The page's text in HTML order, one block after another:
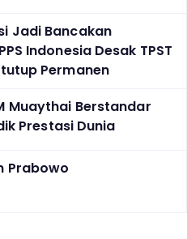
Jadi Bancakan
Indonesia Desak TPST
Permanen
Muaythai Berstandar
Prestasi Dunia
Prabowo